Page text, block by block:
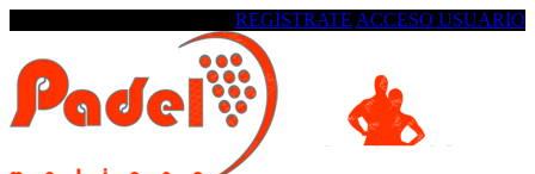
REGÍSTRATE ACCESO USUARIO